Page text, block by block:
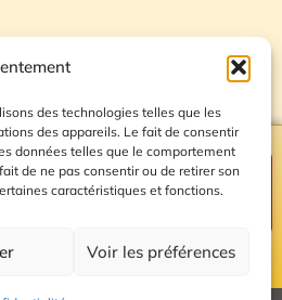
des technologies telles que les
des appareils. Le fait de consentir
données telles que le comportement
de ne pas consentir ou de retirer son
caractéristiques et fonctions.
Voir les préférences